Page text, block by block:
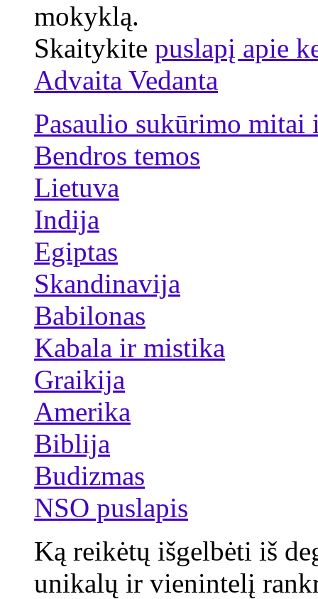
mokyklą.
Skaitykite puslapį apie
Advaita Vedanta
Pasaulio sukūrimo mitai
Bendros temos
Lietuva
Indija
Egiptas
Skandinavija
Babilonas
Kabala ir mistika
Graikija
Amerika
Biblija
Budizmas
NSO puslapis
Ką reikėtų išgelbėti iš
unikalų ir vienintelį